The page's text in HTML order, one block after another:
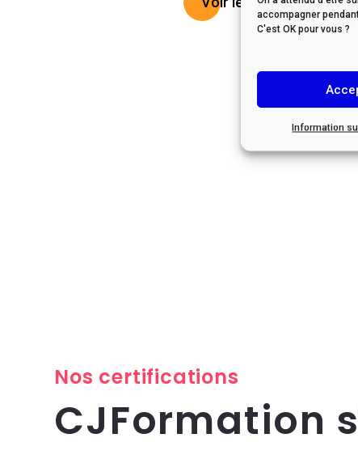
accompagner
C'est OK pour vous ?
Information
Nos certifications
CJFormation